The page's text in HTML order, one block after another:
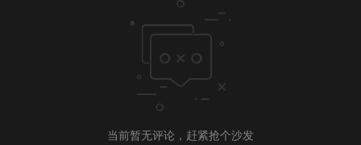
当前暂无评论，赶紧抢个沙发